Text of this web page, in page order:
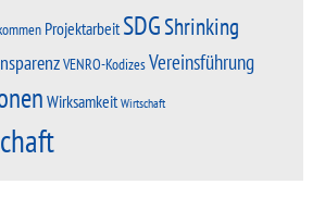
ProjektarbeitSDGShrinking
VENRO-KodizesVereinsführung
Wirksamkeit Wirtschaft